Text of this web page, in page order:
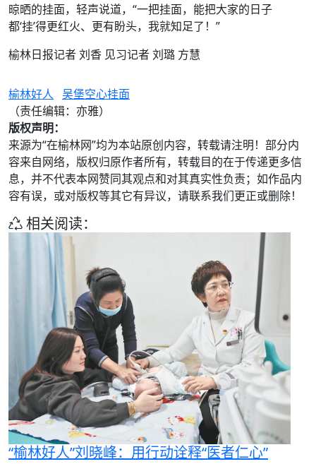
晾晒的挂面，轻声说道，“一把挂面，能把大家的日子
都‘挂’得更红火、更有盼头，我就知足了！”
榆林日报记者 刘香 见习记者 刘璐 方慧
榆林好人 吴堡空心挂面
（责任编辑：亦雅）
版权声明：
来源为“在榆林网”均为本站原创内容，转载请注明！部分内
容来自网络，版权归原作者所有，转载目的在于传递更多信
息，并不代表本网赞同其观点和对其真实性负责；如作品内
容有误，或对版权等其它有异议，请联系我们更正或删除！
相关阅读：
“榆林好人”刘晓峰：用行动诠释“医者仁心”